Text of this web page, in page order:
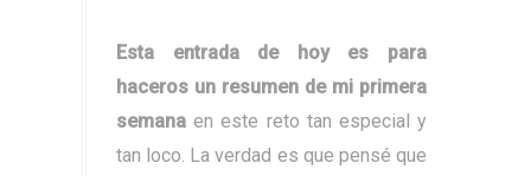
Esta entrada de hoy es para
haceros un resumen de mi primera
semana en este reto tan especial y
tan loco. La verdad es que pensé que